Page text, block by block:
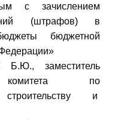
с зачислением
(штрафов) в
бюджетной
заместитель
комитета по
строительству и